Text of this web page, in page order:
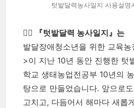
텃밭달력농사일지 사용설명
✍🏼 『텃밭달력 농사일지』는
발달장애청소년을 위한 교육
>이 지난 10년 동안 진행한 텃
학교 생태농업전공부 10년의
탕으로 만들었습니다. 앞으로
고치고, 다듬어서 해마다 새롭